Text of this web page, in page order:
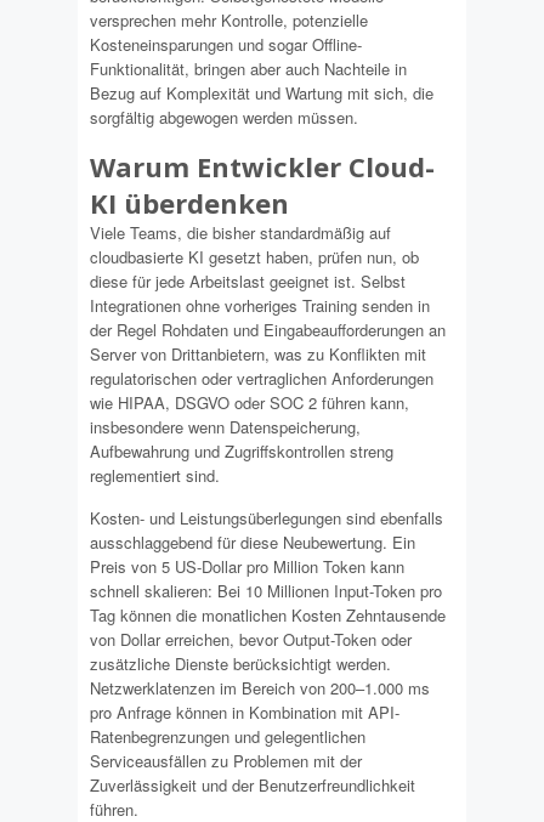
versprechen mehr Kontrolle, potenzielle
Kosteneinsparungen und sogar Offline-
Funktionalität, bringen aber auch Nachteile in
Bezug auf Komplexität und Wartung mit sich, die
sorgfältig abgewogen werden müssen.
Warum Entwickler Cloud-
KI überdenken
Viele Teams, die bisher standardmäßig auf
cloudbasierte KI gesetzt haben, prüfen nun, ob
diese für jede Arbeitslast geeignet ist. Selbst
Integrationen ohne vorheriges Training senden in
der Regel Rohdaten und Eingabeaufforderungen an
Server von Drittanbietern, was zu Konflikten mit
regulatorischen oder vertraglichen Anforderungen
wie HIPAA, DSGVO oder SOC 2 führen kann,
insbesondere wenn Datenspeicherung,
Aufbewahrung und Zugriffskontrollen streng
reglementiert sind.
Kosten- und Leistungsüberlegungen sind ebenfalls
ausschlaggebend für diese Neubewertung. Ein
Preis von 5 US-Dollar pro Million Token kann
schnell skalieren: Bei 10 Millionen Input-Token pro
Tag können die monatlichen Kosten Zehntausende
von Dollar erreichen, bevor Output-Token oder
zusätzliche Dienste berücksichtigt werden.
Netzwerklatenzen im Bereich von 200–1.000 ms
pro Anfrage können in Kombination mit API-
Ratenbegrenzungen und gelegentlichen
Serviceausfällen zu Problemen mit der
Zuverlässigkeit und der Benutzerfreundlichkeit
führen.